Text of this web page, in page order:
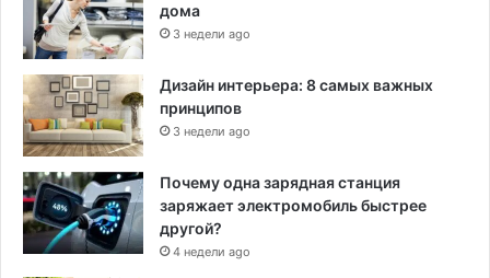
дома
3 недели ago
Дизайн интерьера: 8 самых важных
принципов
3 недели ago
Почему одна зарядная станция
заряжает электромобиль быстрее
другой?
4 недели ago